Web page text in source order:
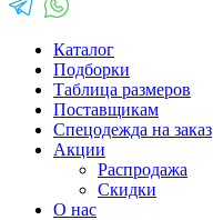
Каталог
Подборки
Таблица размеров
Поставщикам
Спецодежда на заказ
Акции
Распродажа
Скидки
О нас